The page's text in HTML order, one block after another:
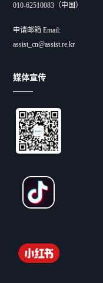
010-62510083（中国）
申请邮箱 Email:
assist_cn@assist.re.kr
媒体宣传